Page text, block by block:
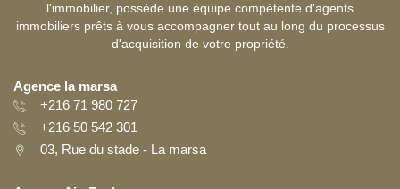
l'immobilier, possède une équipe compétente d'agents
immobiliers prêts à vous accompagner tout au long du processus
d'acquisition de votre propriété.
Agence la marsa
+216 71 980 727
+216 50 542 301
03, Rue du stade - La marsa